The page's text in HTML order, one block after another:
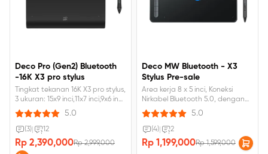
Deco Pro (Gen2) Bluetooth
-16K X3 pro stylus
Tingkat tekanan 16K X3 pro stylus,
3 ukuran: 15x9 inci,11x7 inci,9x6 inci,
Remote Pintasan nirkabel,
Bluetooth 5.0.
5.0
(3) 12
Rp 2,390,000Rp 2,999,000
Deco MW Bluetooth - X3
Stylus Pre-sale
Area kerja 8 x 5 inci, Koneksi
Nirkabel Bluetooth 5.0, dengan
stylus chip pintar X3.
5.0
(4) 2
Rp 1,199,000Rp 1,599,000